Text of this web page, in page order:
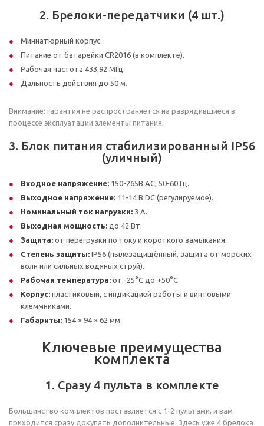
2. Брелоки-передатчики (4 шт.)
Миниатюрный корпус.
Питание от батарейки CR2016 (в комплекте).
Рабочая частота 433,92 МГц.
Дальность действия до 50 м.
Внимание: гарантия не распространяется на разрядившиеся в
процессе эксплуатации элементы питания.
3. Блок питания стабилизированный IP56
(уличный)
Входное напряжение: 150-265В AC, 50-60 Гц.
Выходное напряжение: 11-14 В DC (регулируемое).
Номинальный ток нагрузки: 3 А.
Выходная мощность: до 42 Вт.
Защита: от перегрузки по току и короткого замыкания.
Степень защиты: IP56 (пылезащищённый, защита от морских
волн или сильных водяных струй).
Рабочая температура: от -25°C до +50°C.
Корпус: пластиковый, с индикацией работы и винтовыми
клеммниками.
Габариты: 154 × 94 × 62 мм.
Ключевые преимущества
комплекта
1. Сразу 4 пульта в комплекте
Большинство комплектов поставляется с 1-2 пультами, и вам
приходится сразу докупать дополнительные. Здесь уже 4 брелока